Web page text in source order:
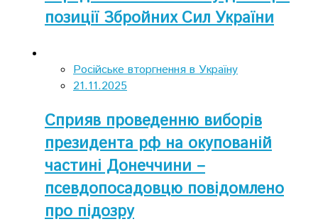
позиції Збройних Сил України
Російське вторгнення в Україну
21.11.2025
Сприяв проведенню виборів
президента рф на окупованій
частині Донеччини –
псевдопосадовцю повідомлено
про підозру